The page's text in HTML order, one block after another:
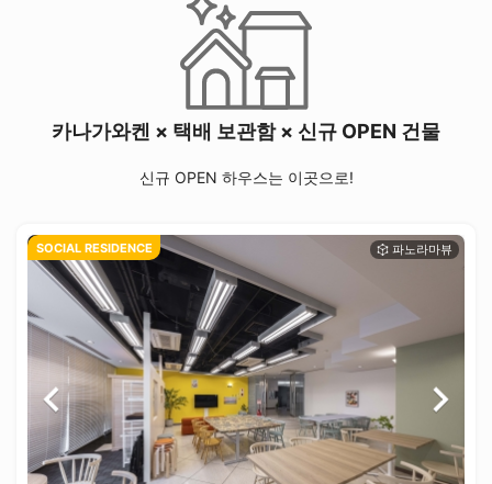
카나가와켄 × 택배 보관함 × 신규 OPEN 건물
신규 OPEN 하우스는 이곳으로!
SOCIAL RESIDENCE